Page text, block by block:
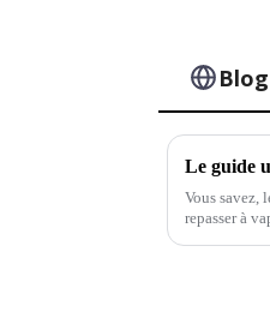
Vous savez,
repasser à